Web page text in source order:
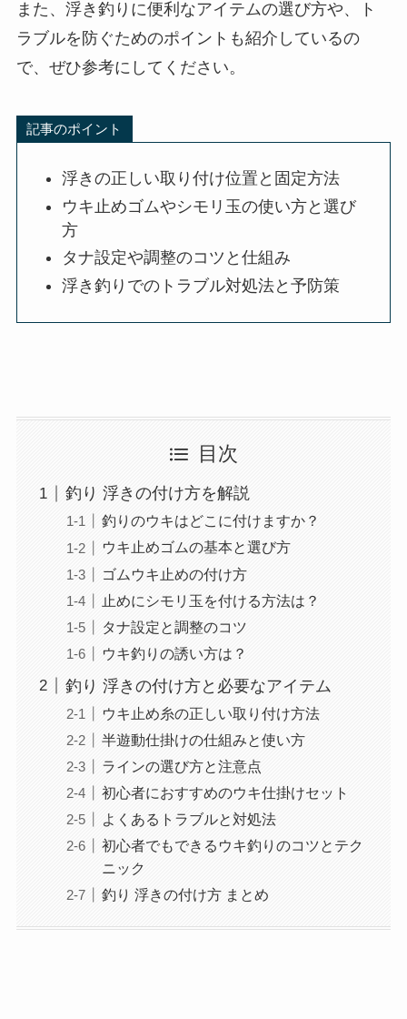
取り付けることが重要です。
使い方、タナの設定や調整方法を詳しく解説しま
す。適切な浮きの位置や固定方法を知っておく
と、アタリを逃さず魚を釣ることができます。
また、浮き釣りに便利なアイテムの選び方や、ト
ラブルを防ぐためのポイントも紹介しているの
で、ぜひ参考にしてください。
タナ設定や調整のコツと仕組み
浮き釣りでのトラブル対処法と予防策
目次
釣り 浮きの付け方を解説
釣りのウキはどこに付けますか？
ウキ止めゴムの基本と選び方
ゴムウキ止めの付け方
止めにシモリ玉を付ける方法は？
タナ設定と調整のコツ
ウキ釣りの誘い方は？